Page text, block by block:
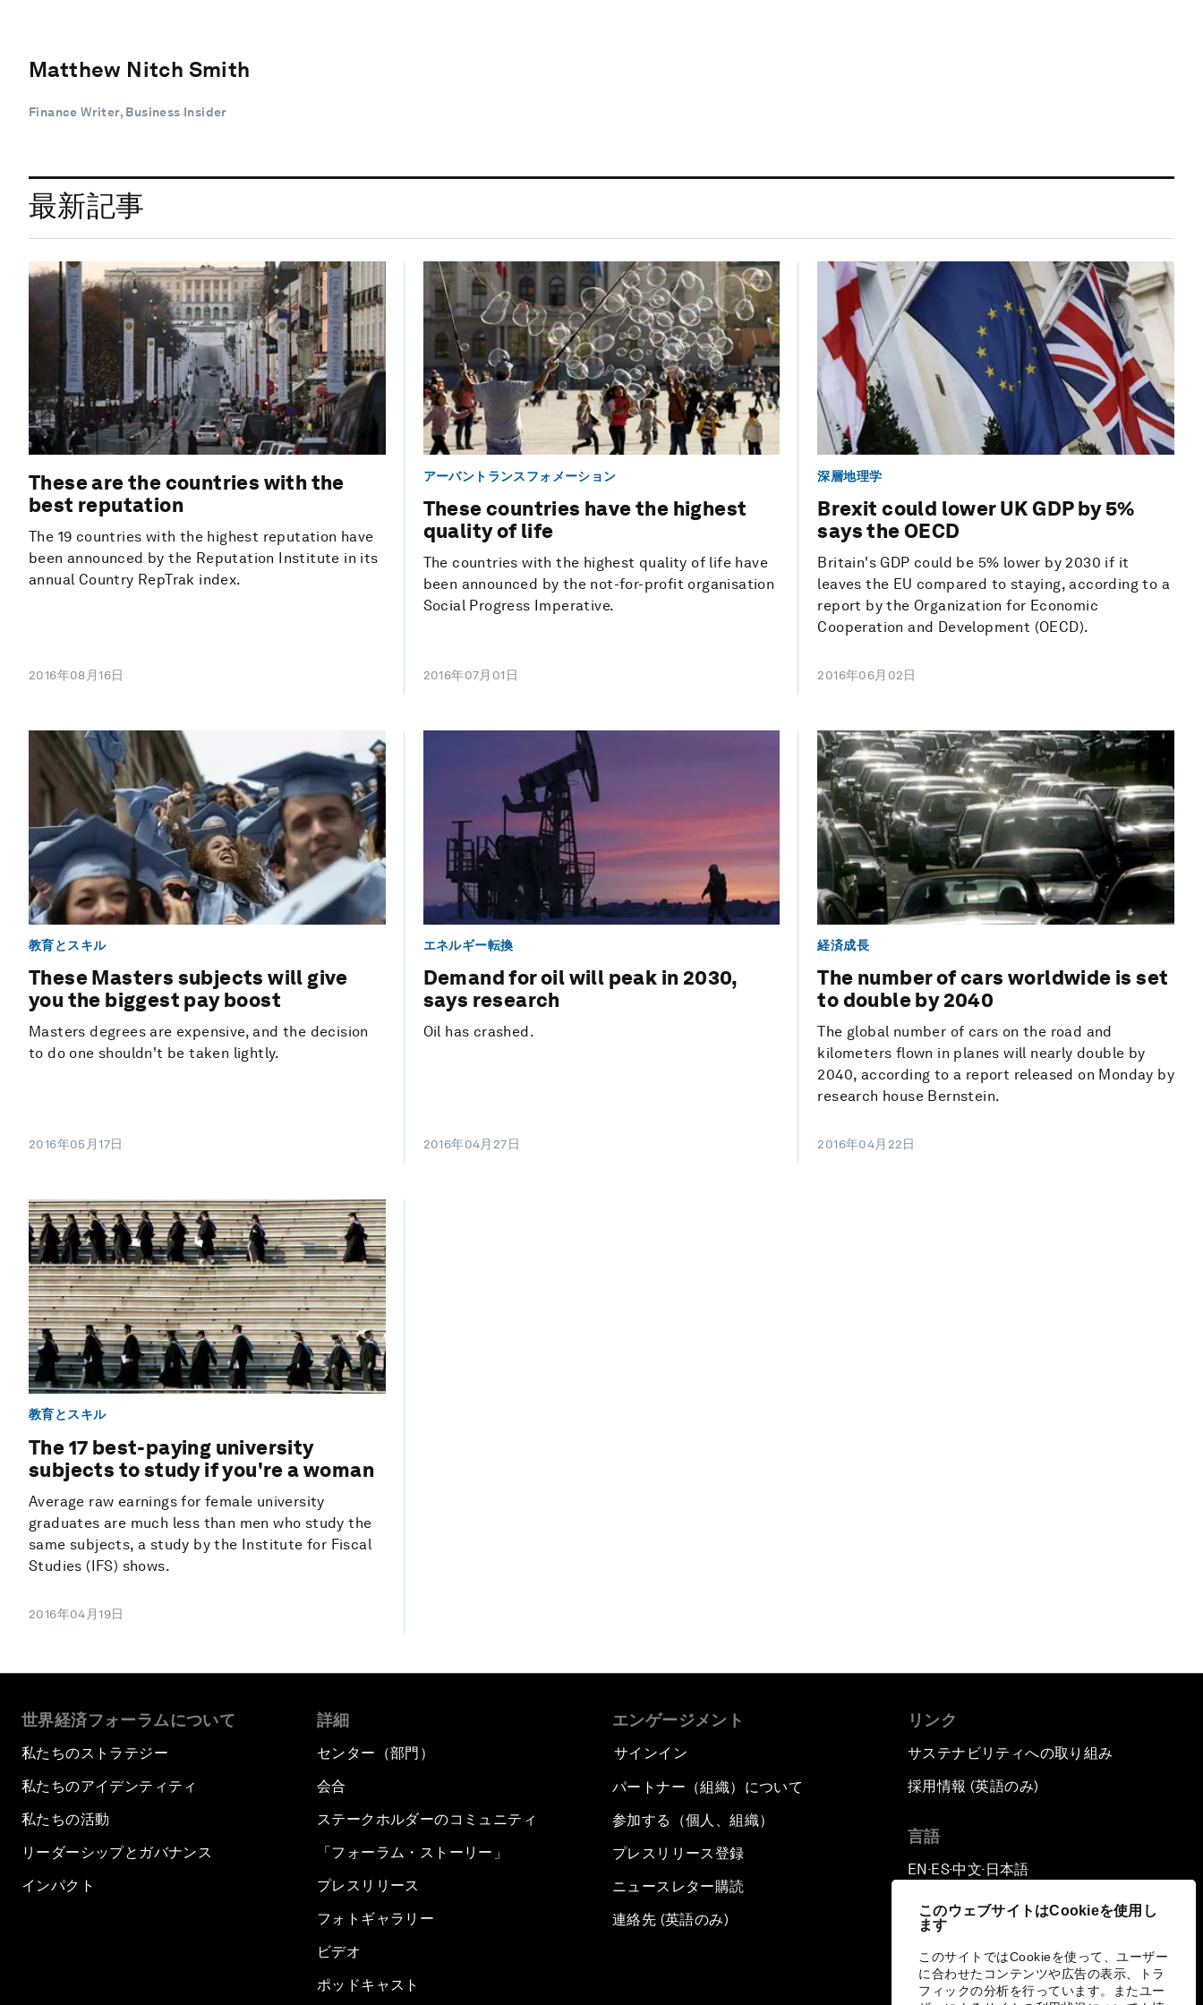
このウェブサイトはCookieを使用し
ます
このサイトではCookieを使って、ユーザー
に合わせたコンテンツや広告の表示、トラ
フィックの分析を行っています。またユー
Matthew Nitch Smith
Finance Writer, Business Insider
最新記事
These are the countries with the
best reputation
The 19 countries with the highest reputation have
been announced by the Reputation Institute in its
annual Country RepTrak index.
2016年08月16日
アーバントランスフォメーション
These countries have the highest
quality of life
The countries with the highest quality of life have
been announced by the not-for-profit organisation
Social Progress Imperative.
2016年07月01日
深層地理学
Brexit could lower UK GDP by 5%
says the OECD
Britain's GDP could be 5% lower by 2030 if it
leaves the EU compared to staying, according to a
report by the Organization for Economic
Cooperation and Development (OECD).
2016年06月02日
教育とスキル
These Masters subjects will give
you the biggest pay boost
Masters degrees are expensive, and the decision
to do one shouldn't be taken lightly.
2016年05月17日
エネルギー転換
Demand for oil will peak in 2030,
says research
Oil has crashed.
2016年04月27日
経済成長
The number of cars worldwide is set
to double by 2040
The global number of cars on the road and
kilometers flown in planes will nearly double by
2040, according to a report released on Monday by
research house Bernstein.
2016年04月22日
教育とスキル
The 17 best-paying university
subjects to study if you're a woman
Average raw earnings for female university
graduates are much less than men who study the
same subjects, a study by the Institute for Fiscal
Studies (IFS) shows.
2016年04月19日
世界経済フォーラムについて
私たちのストラテジー
私たちのアイデンティティ
私たちの活動
リーダーシップとガバナンス
インパクト
詳細
センター（部門）
会合
ステークホルダーのコミュニティ
「フォーラム・ストーリー」
プレスリリース
フォトギャラリー
ビデオ
ポッドキャスト
エンゲージメント
サインイン
パートナー（組織）について
参加する（個人、組織）
プレスリリース登録
ニュースレター購読
連絡先 (英語のみ)
リンク
サステナビリティへの取り組み
採用情報 (英語のみ)
言語
EN ▪ES▪中文▪ 日本語